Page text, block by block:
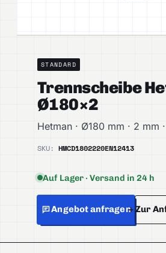
STANDARD
Trennscheibe
Ø180×2
Hetman · Ø180 mm · 2 mm
SKU: HMCD1802220EN12413
Auf Lager · Versand in 24 h
Angebot anfragen+ Zur